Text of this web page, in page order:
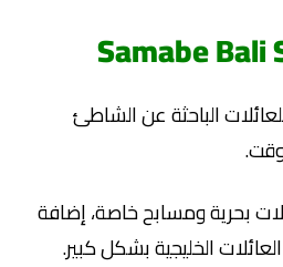
Samabe Bali
الباحثة عن الشاطئ
بحرية ومسابح خاصة، إضافة
الخليجية بشكل كبير.